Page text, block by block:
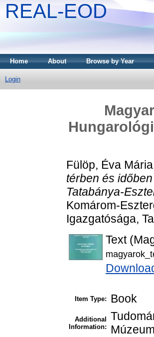
REAL-EOD
Home About Browse by Year
Login
Fülöp, Éva Mária
térben és
Tatabánya-
Komárom-
Igazgatósága,
Text
Item Type: Book
Additional
Information: